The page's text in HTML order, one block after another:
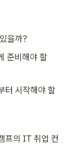
을까?
준비해야 할
터 시작해야 할
프의 IT 취업 컨